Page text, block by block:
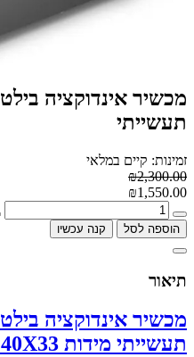
מכשיר אינדוקציה
תעשייתי
זמינות: קיים במלאי
₪2,300.00
₪1,550.00
הוספה לסל קנה עכשיו
תיאור
מכשיר אינדוקציה
תעשייתי מידות 40X33 גובה 10